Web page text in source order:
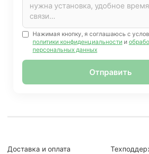
Нажимая кнопку, я соглашаюсь с
политики конфиденциальности и
персональных данных
Отправить
Доставка и оплата